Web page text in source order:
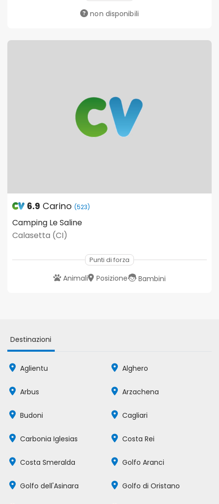
non disponibili
6.9 Carino (523)
Camping Le Saline
Calasetta (CI)
Punti di forza
Animali Posizione Bambini
Destinazioni
Aglientu Alghero
Arbus Arzachena
Budoni Cagliari
Carbonia Iglesias Costa Rei
Costa Smeralda Golfo Aranci
Golfo dell'Asinara Golfo di Oristano